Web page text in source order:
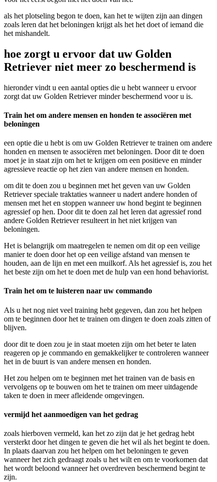
als het plotseling begon te doen, kan het te wijten zijn aan dingen
zoals leren dat het beloningen krijgt als het het doet of iemand die
het mishandelt.
hoe zorgt u ervoor dat uw Golden
Retriever niet meer zo beschermend is
hieronder vindt u een aantal opties die u hebt wanneer u ervoor
zorgt dat uw Golden Retriever minder beschermend voor u is.
Train het om andere mensen en honden te associëren met
beloningen
een optie die u hebt is om uw Golden Retriever te trainen om andere
honden en mensen te associëren met beloningen. Door dit te doen
moet je in staat zijn om het te krijgen om een positieve en minder
agressieve reactie op het zien van andere mensen en honden.
om dit te doen zou u beginnen met het geven van uw Golden
Retriever speciale traktaties wanneer u nadert andere honden of
mensen met het en stoppen wanneer uw hond begint te beginnen
agressief op hen. Door dit te doen zal het leren dat agressief rond
andere Golden Retriever resulteert in het niet krijgen van
beloningen.
Het is belangrijk om maatregelen te nemen om dit op een veilige
manier te doen door het op een veilige afstand van mensen te
houden, aan de lijn en met een muilkorf. Als het agressief is, zou het
het beste zijn om het te doen met de hulp van een hond behaviorist.
Train het om te luisteren naar uw commando
Als u het nog niet veel training hebt gegeven, dan zou het helpen
om te beginnen door het te trainen om dingen te doen zoals zitten of
blijven.
door dit te doen zou je in staat moeten zijn om het beter te laten
reageren op je commando en gemakkelijker te controleren wanneer
het in de buurt is van andere mensen en honden.
Het zou helpen om te beginnen met het trainen van de basis en
vervolgens op te bouwen om het te trainen om meer uitdagende
taken te doen in meer afleidende omgevingen.
vermijd het aanmoedigen van het gedrag
zoals hierboven vermeld, kan het zo zijn dat je het gedrag hebt
versterkt door het dingen te geven die het wil als het begint te doen.
In plaats daarvan zou het helpen om het beloningen te geven
wanneer het zich gedraagt zoals u het wilt en om te voorkomen dat
het wordt beloond wanneer het overdreven beschermend begint te
zijn.